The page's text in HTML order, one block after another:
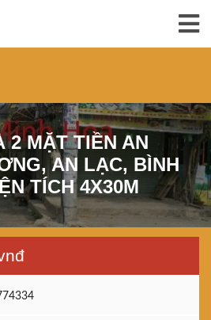
2 MẶT TIỀN AN
AN LẠC, BÌNH
TÍCH 4X30M